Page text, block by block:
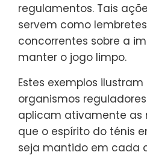
regulamentos. Tais
servem como
concorrentes sobre a
manter o jogo limpo.
Estes exemplos
organismos
aplicam ativamente as
que o espírito do ténis
seja mantido em cada